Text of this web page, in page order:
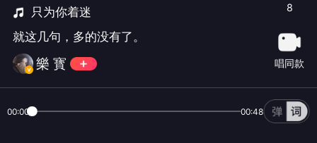
只为你着迷
就这几句，多的没有了。
樂 寳
8
唱同款
00:00 00:48